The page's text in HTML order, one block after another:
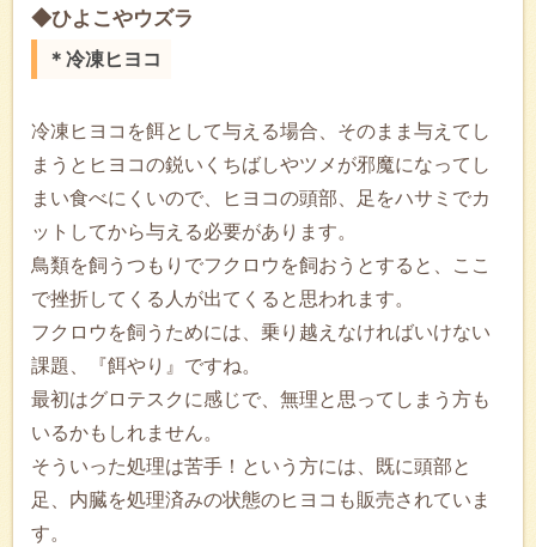
◆ひよこやウズラ
＊冷凍ヒヨコ
冷凍ヒヨコを餌として与える場合、そのまま与えてし
まうとヒヨコの鋭いくちばしやツメが邪魔になってし
まい食べにくいので、ヒヨコの頭部、足をハサミでカ
ットしてから与える必要があります。
鳥類を飼うつもりでフクロウを飼おうとすると、ここ
で挫折してくる人が出てくると思われます。
フクロウを飼うためには、乗り越えなければいけない
課題、『餌やり』ですね。
最初はグロテスクに感じで、無理と思ってしまう方も
いるかもしれません。
そういった処理は苦手！という方には、既に頭部と
足、内臓を処理済みの状態のヒヨコも販売されていま
す。